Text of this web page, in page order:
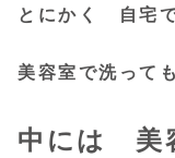
とにかく 自宅
美容室で洗って
中には 美